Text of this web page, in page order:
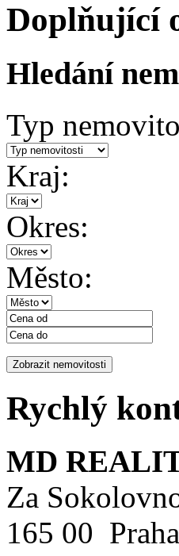
Doplňující
Hledání
Typ
Kraj:
Okres:
Město:
Rychlý
MD
Za
165 00